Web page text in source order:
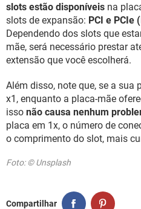
slots estão disponíveis na
slots de expansão: PCI e PCIe
Dependendo dos slots que
mãe, será necessário prestar
extensão que você escolherá.
Além disso, note que, se a sua
x1, enquanto a placa-mãe
isso não causa nenhum
placa em 1x, o número de
o comprimento do slot, mais
Foto: © Unsplash
Compartilhar